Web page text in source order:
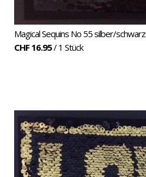
Magical Sequins No 55 silber/schwarz
CHF 16.95/ 1 Stück